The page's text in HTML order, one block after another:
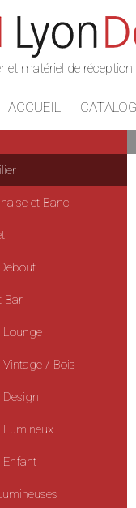
et matériel de réception
ACCUEIL
et Banc
Bar
Lounge
/ Bois